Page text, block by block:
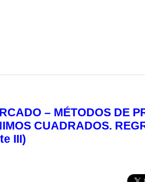
– MÉTODOS DE
CUADRADOS.
III)